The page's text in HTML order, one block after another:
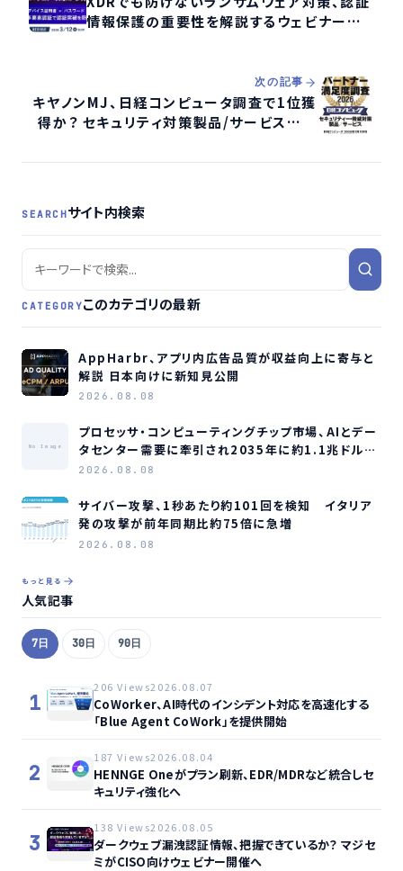
情報保護の重要性を解説するウェビナーが
次の記事
キヤノンMJ、日経コンピュータ調査で1位獲
得か？ セキュリティ対策製品/サービス部門
SEARCHサイト内検索
CATEGORYこのカテゴリの最新
AppHarbr、アプリ内広告品質が収益向上に寄与と
解説 日本向けに新知見公開
2026.08.08
No Image
プロセッサ・コンピューティングチップ市場、AIとデー
タセンター需要に牽引され2035年に約1.1兆ドル規
模へ成長か
2026.08.08
サイバー攻撃、1秒あたり約101回を検知 イタリア
発の攻撃が前年同期比約75倍に急増
2026.08.08
もっと見る
人気記事
7日 30日 90日
1
206 Views2026.08.07
CoWorker、AI時代のインシデント対応を高速化する
「Blue Agent CoWork」を提供開始
2
187 Views2026.08.04
HENNGE Oneがプラン刷新、EDR/MDRなど統合しセ
キュリティ強化へ
3
138 Views2026.08.05
ダークウェブ漏洩認証情報、把握できているか？ マジセ
ミがCISO向けウェビナー開催へ